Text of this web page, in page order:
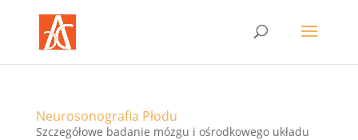
Neurosonografia Płodu
Szczegółowe badanie mózgu i ośrodkowego układu